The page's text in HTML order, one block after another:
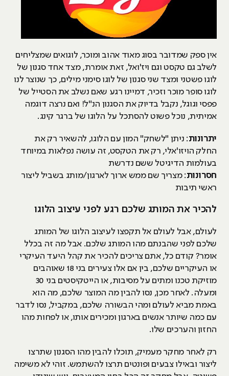
אין ספק שמדובר בסוג מאוד אהוב ומוכר, לוגואים שמצליחים
לשלב גם טקסט וגם ויז'ואל, זאת אומרת, מצד אחד סגנון של
לוגו פשטני ומצד שני סגנון של לוגו סימני מילים, כך שנוצר לנו
לוגו סופר מוכר וזכיר, דמיינו רגע שאם נשלב את הסטייל של
פפסי וגוגל, נקבל בדיוק את הסגנון הנ"ל! ואם נרצה דוגמה
אמיתית, נוכל פשוט להסתכל על הלוגו של ברגר קינג.
יתרונות: ניתן "לשחק" המון עם הלוגו, להשאיר רק את
החלק הויזו'אלי, רק את הטקסט, זה עושה נפלאות במיוחד
בעולמות הדיגיטל ששם נדרשת
חסרונות: מצריך שם ממש ארוך לארגון/מותג בשביל ליצור
ראשי תיבות
להכיר את המותג שלכם רגע לפני עיצוב הלוגו
לעולם, אבל לעולם אל תקפצו לעיצוב הלוגו של המותג
שלכם לפני שהבנתם מהו המותג שלכם. אבל מה זה בכלל
אומר? קודם כל, אתם צריכים להכיר את קהל היעד העיקרי
או העיקריים שלכם, בין אם אלו צעירים בני 18 שאוהבים
מוזיקת טכנו ומתים על מסיבות, או הייטקיסטים בני 30
ומעלה. לאחר מכן, נסו להבין מה המוצר שלכם, מה הוא
באמת מביא לעולם ומהי הבשורה שלכם, במקביל, נסו לדבר
עם כמה שיותר אנשים בארגון ומכירים אותו, או לפחות מהו
החזון והערכים שלו.
רק לאחר מחקר מעמיק, תוכלו להבין מהו הסגנון שתרצו
ליצור ובאילו צבעים ופונטים תרצו להשתמש. זוהי לא משימה